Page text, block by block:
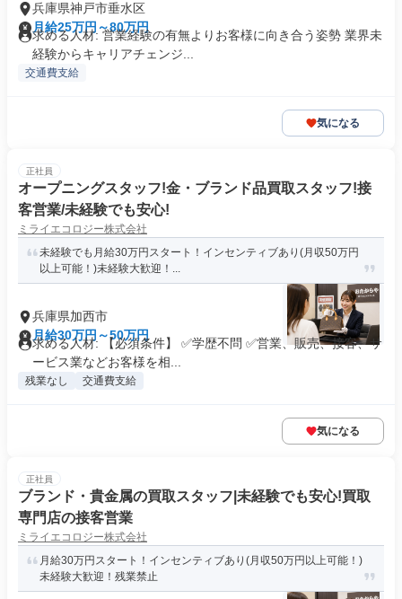
兵庫県神戸市垂水区
月給25万円～80万円
求める人材: 営業経験の有無よりお客様に向き合う姿勢 業界未
経験からキャリアチェンジ...
交通費支給
気になる
正社員
オープニングスタッフ!金・ブランド品買取スタッフ!接
客営業/未経験でも安心!
ミライエコロジー株式会社
未経験でも月給30万円スタート！インセンティブあり(月収50万円
以上可能！)未経験大歓迎！...
兵庫県加西市
月給30万円～50万円
求める人材: 【必須条件】 ✅学歴不問 ✅営業、販売、接客、サ
ービス業などお客様を相...
残業なし 交通費支給
気になる
正社員
ブランド・貴金属の買取スタッフ|未経験でも安心!買取
専門店の接客営業
ミライエコロジー株式会社
月給30万円スタート！インセンティブあり(月収50万円以上可能！)
未経験大歓迎！残業禁止